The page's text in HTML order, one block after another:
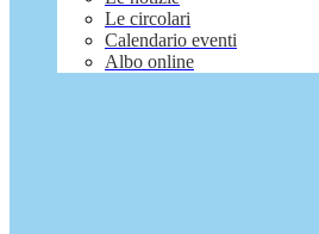
Le circolari
Calendario eventi
Albo online